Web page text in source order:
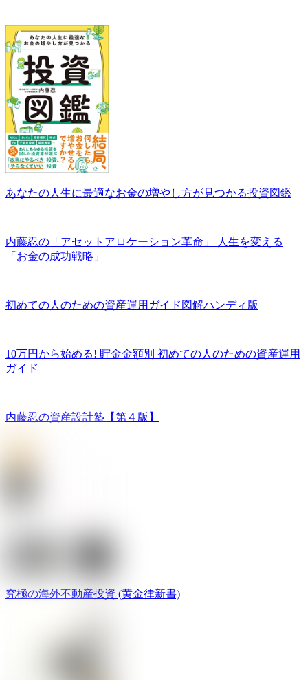
あなたの人生に最適なお金の増やし方が見つかる投資図鑑
内藤忍の「アセットアロケーション革命」 人生を変える
「お金の成功戦略」
初めての人のための資産運用ガイド図解ハンディ版
10万円から始める! 貯金金額別 初めての人のための資産運用
ガイド
内藤忍の資産設計塾【第４版】
究極の海外不動産投資 (黄金律新書)